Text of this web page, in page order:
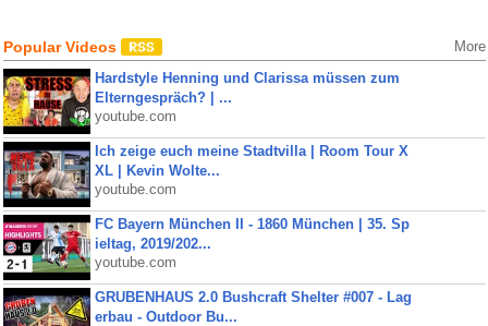
Popular Videos More
Hardstyle Henning und Clarissa müssen zum
Elterngespräch? | ...
youtube.com
Ich zeige euch meine Stadtvilla | Room Tour X
XL | Kevin Wolte...
youtube.com
FC Bayern München II - 1860 München | 35. Sp
ieltag, 2019/202...
youtube.com
GRUBENHAUS 2.0 Bushcraft Shelter #007 - Lag
erbau - Outdoor Bu...